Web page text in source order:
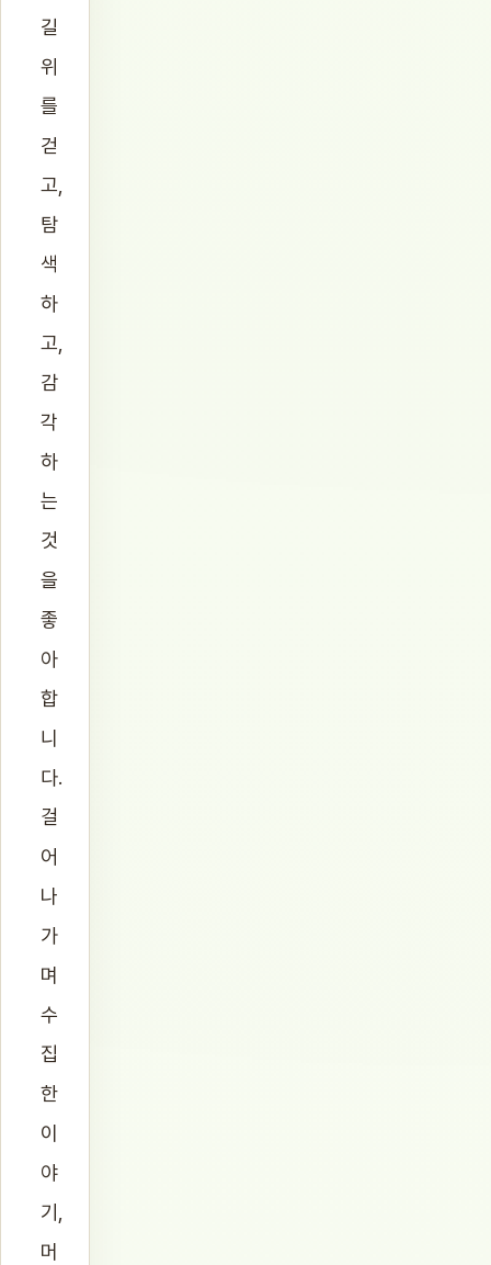
길
위
를
걷
고,
탐
색
하
고,
감
각
하
는
것
을
좋
아
합
니
다.
걸
어
나
가
며
수
집
한
이
야
기,
머